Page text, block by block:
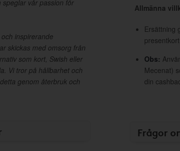
vår passion för
inspirerande
skickas med omsorg från
som kort, Swish eller
Vi tror på hållbarhet och
genom återbruk och
Allmänna
Ersättning
Obs:
Mecenat)
din
Frågor